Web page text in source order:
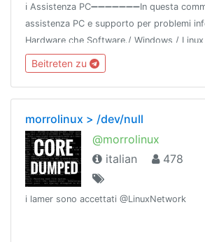
ℹ️ Assistenza PC➖➖➖➖➖➖➖In questa
assistenza PC e supporto per problemi
Hardware che Software./ Windows /
Raspberry🔹In Offtopic trattiamo
Network: @gamingitaliangroup
Beitreten zu
morrolinux > /dev/null
@morrolinux
italian
478
i lamer sono accettati @LinuxNetwork